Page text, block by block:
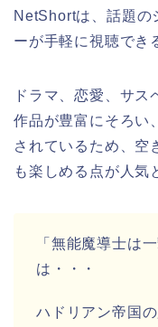
NetShortは、話題の
ーが手軽に視聴でき
ドラマ、恋愛、サス
作品が豊富にそろい
されているため、空
も楽しめる点が人気
「無能魔導士は
は・・・
ハドリアン帝国